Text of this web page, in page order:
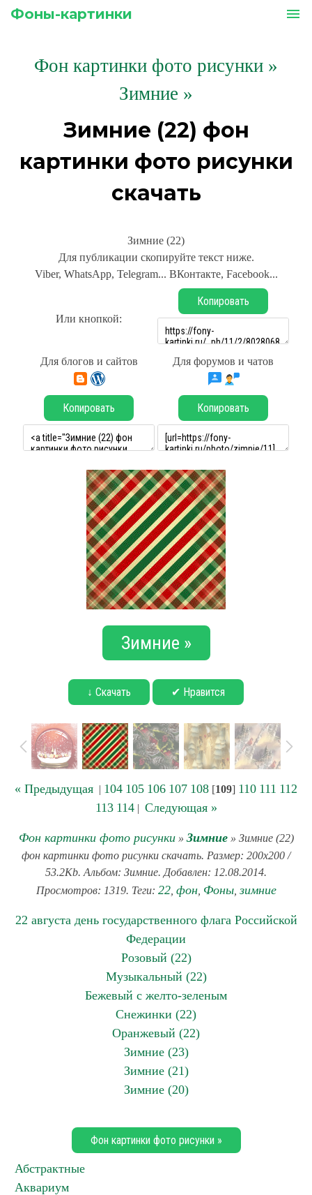
Фоны-картинки menu
Фон картинки фото рисунки »
Зимние »
Зимние (22) фон
картинки фото рисунки
скачать
Зимние (22)
Для публикации скопируйте текст ниже.
Viber, WhatsApp, Telegram... ВКонтакте, Facebook...
Или кнопкой:
Копировать
Для блогов и сайтов Для форумов и чатов
Копировать Копировать
Зимние »
↓ Скачать ✔ Нравится
« Предыдущая | 104 105 106 107 108 [109] 110 111 112
113 114| Следующая »
Фон картинки фото рисунки» Зимние» Зимние (22)
фон картинки фото рисунки скачать. Размер: 200x200 /
53.2Kb. Альбом: Зимние. Добавлен: 12.08.2014.
Просмотров: 1319. Теги: 22, фон, Фоны,зимние
22 августа день государственного флага Российской
Федерации
Розовый (22)
Музыкальный (22)
Бежевый с желто-зеленым
Снежинки (22)
Оранжевый (22)
Зимние (23)
Зимние (21)
Зимние (20)
Фон картинки фото рисунки »
Абстрактные
Аквариум